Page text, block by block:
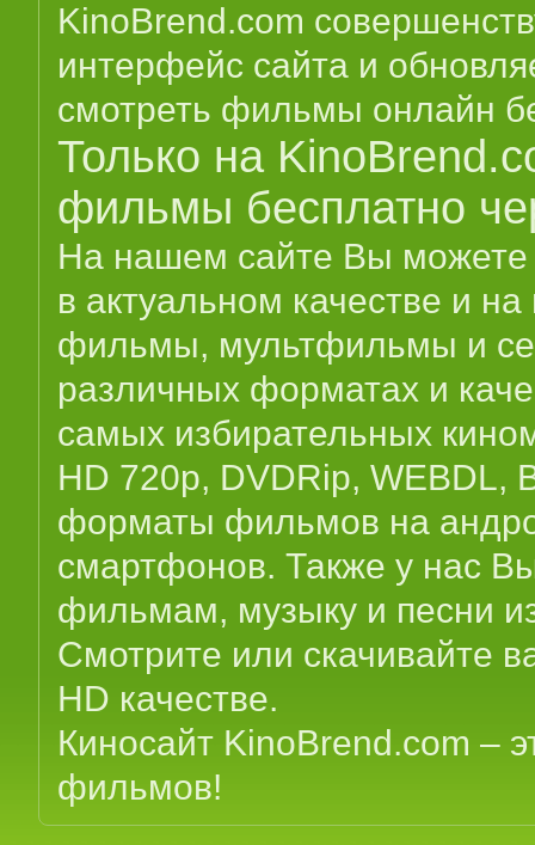
KinoBrend.com
интерфейс сайта и
смотреть фильмы онлайн
Только на
фильмы бесплатно
На нашем сайте Вы можете
в актуальном качестве и
фильмы, мультфильмы и
различных форматах и
самых избирательных
HD 720p, DVDRip, WEBDL,
форматы фильмов на
смартфонов. Также у нас
фильмам, музыку и песни
Смотрите или скачивайте
HD качестве.
Киносайт KinoBrend.com –
фильмов!